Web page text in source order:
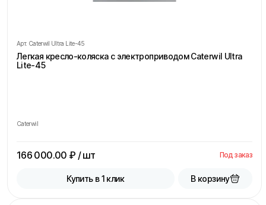
Арт. Caterwil Ultra Lite-45
Легкая кресло-коляска с электроприводом Caterwil Ultra
Lite-45
Caterwil
166 000.00 ₽ / шт Под заказ
Купить в 1 клик В корзину